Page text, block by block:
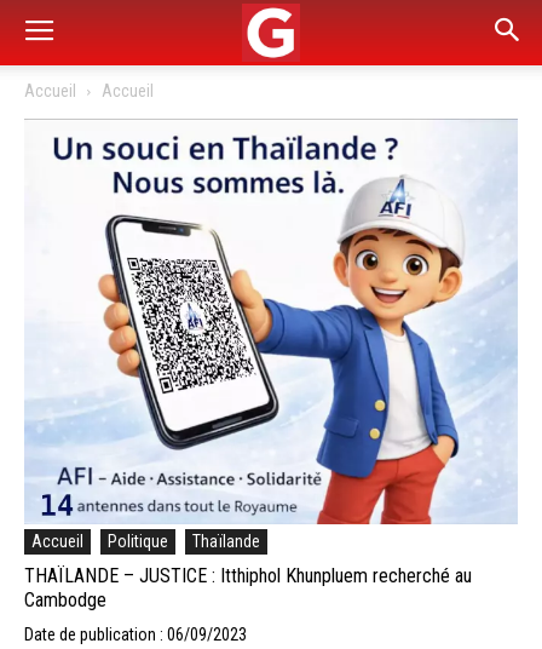
Accueil Accueil
Accueil Politique Thaïlande
THAÏLANDE – JUSTICE : Itthiphol Khunpluem recherché au
Cambodge
Date de publication : 06/09/2023